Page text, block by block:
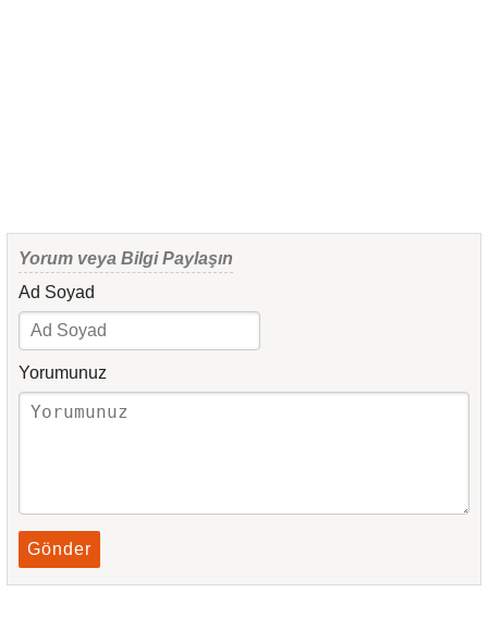
Yorum veya Bilgi Paylaşın
Ad Soyad
Yorumunuz
Gönder